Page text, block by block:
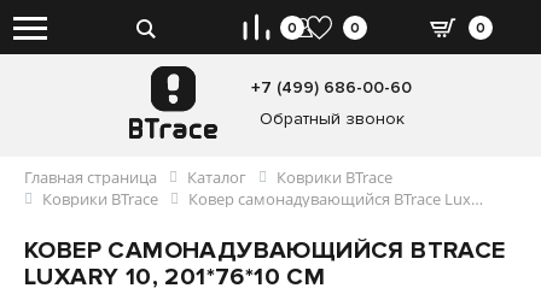
+7 (499) 686-00-60
Обратный звонок
0
0 0
Главная страница Каталог
Коврики BTrace
Коврики BTrace
Ковер самонадувающийся BTrace Luxary 10, 201*76*10 см
КОВЕР САМОНАДУВАЮЩИЙСЯ BTRACE
LUXARY 10, 201*76*10 СМ